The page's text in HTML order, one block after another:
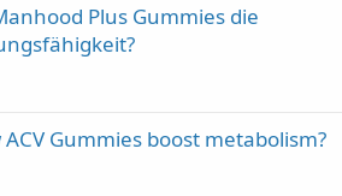
Plus Gummies die
ACV Gummies boost metabolism?